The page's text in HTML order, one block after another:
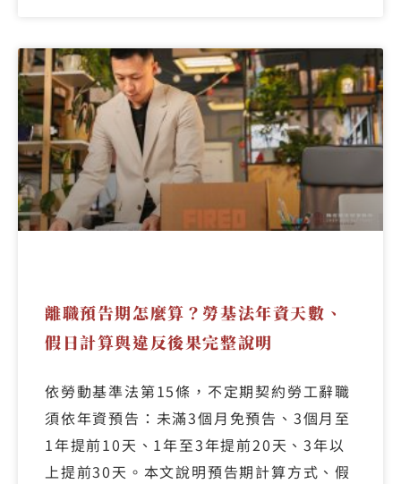
離職預告期怎麼算？勞基法年資天數、
假日計算與違反後果完整說明
依勞動基準法第15條，不定期契約勞工辭職
須依年資預告：未滿3個月免預告、3個月至
1年提前10天、1年至3年提前20天、3年以
上提前30天。本文說明預告期計算方式、假